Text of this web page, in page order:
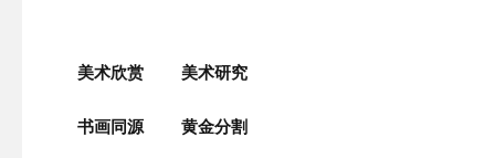
美术欣赏 美术研究
书画同源 黄金分割